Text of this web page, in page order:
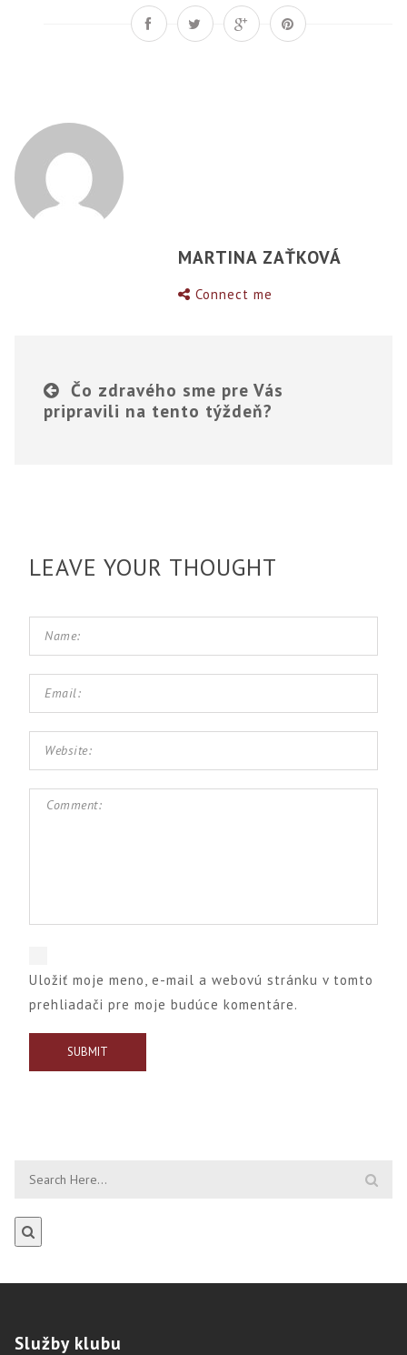
MARTINA ZAŤKOVÁ
Connect me
Čo zdravého sme pre Vás
pripravili na tento týždeň?
LEAVE YOUR THOUGHT
Uložiť moje meno, e-mail a webovú stránku v tomto
prehliadači pre moje budúce komentáre.
Službyklubu